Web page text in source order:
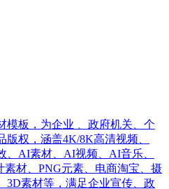
模板，为企业 、政府机关、个
版权，涵盖4K/8K高清视频、
、AI素材、AI视频、AI音乐、
材、PNG元素、电商淘宝、摄
3D素材等，满足企业宣传、政